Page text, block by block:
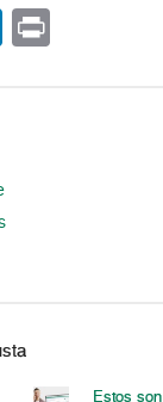
LinkedIn
Estos son